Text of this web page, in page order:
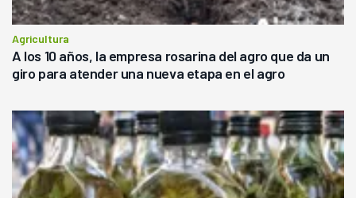
Agricultura
A los 10 años, la empresa rosarina del agro que da un
giro para atender una nueva etapa en el agro